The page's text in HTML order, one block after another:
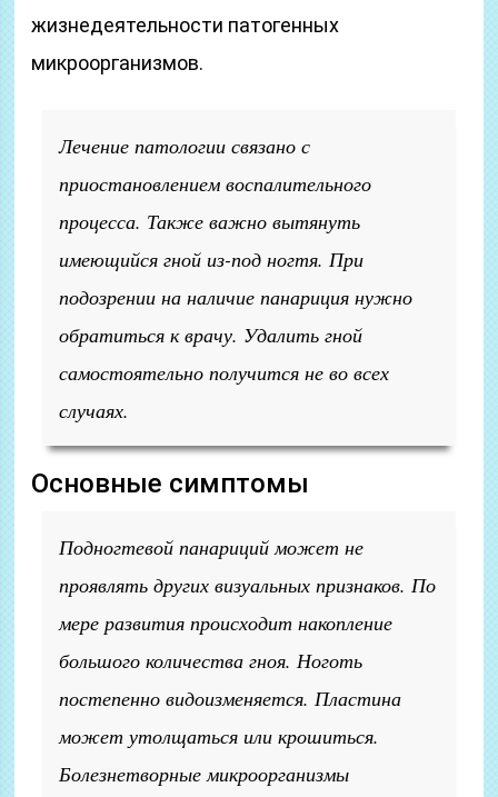
жизнедеятельности патогенных
микроорганизмов.
Лечение патологии связано с
приостановлением воспалительного
процесса. Также важно вытянуть
имеющийся гной из-под ногтя. При
подозрении на наличие панариция нужно
обратиться к врачу. Удалить гной
самостоятельно получится не во всех
случаях.
Основные симптомы
Подногтевой панариций может не
проявлять других визуальных признаков. По
мере развития происходит накопление
большого количества гноя. Ноготь
постепенно видоизменяется. Пластина
может утолщаться или крошиться.
Болезнетворные микроорганизмы